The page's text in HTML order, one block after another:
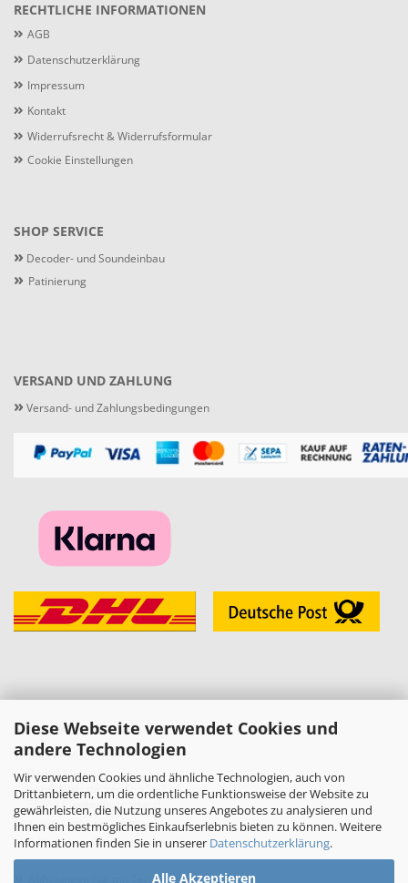
Diese Webseite verwendet Cookies und
andere Technologien
Wir verwenden Cookies und ähnliche Technologien, auch von
Drittanbietern, um die ordentliche Funktionsweise der Website zu
gewährleisten, die Nutzung unseres Angebotes zu analysieren und
Ihnen ein bestmögliches Einkaufserlebnis bieten zu können. Weitere
Informationen finden Sie in unserer Datenschutzerklärung.
Alle Akzeptieren
RECHTLICHE INFORMATIONEN
AGB
Datenschutzerklärung
Impressum
Kontakt
Widerrufsrecht & Widerrufsformular
Cookie Einstellungen
SHOP SERVICE
» Decoder- und Soundeinbau
» Patinierung
VERSAND UND ZAHLUNG
» Versand- und Zahlungsbedingungen
KONTAKT
» Melzer Modellbau
Daniel Melzer
Alte Halberstädter Straße 22
38889 Blankenburg (Harz)
» Telefon: 03944-3665950
E-Mail:shop[at]melzer-modellbau.de
Abholungen nur mit Terminvereinbarung!